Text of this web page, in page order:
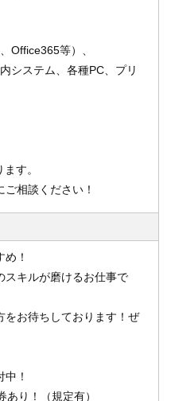
Office365等）、
システム、各種PC、プリ
す。
相談ください！
！
キルが磨けるお仕事で
お待ちしております！ぜ
！
り！（規定有）